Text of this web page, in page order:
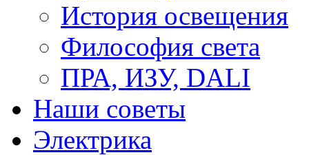
История освещения
Философия света
ПРА, ИЗУ, DALI
Наши советы
Электрика